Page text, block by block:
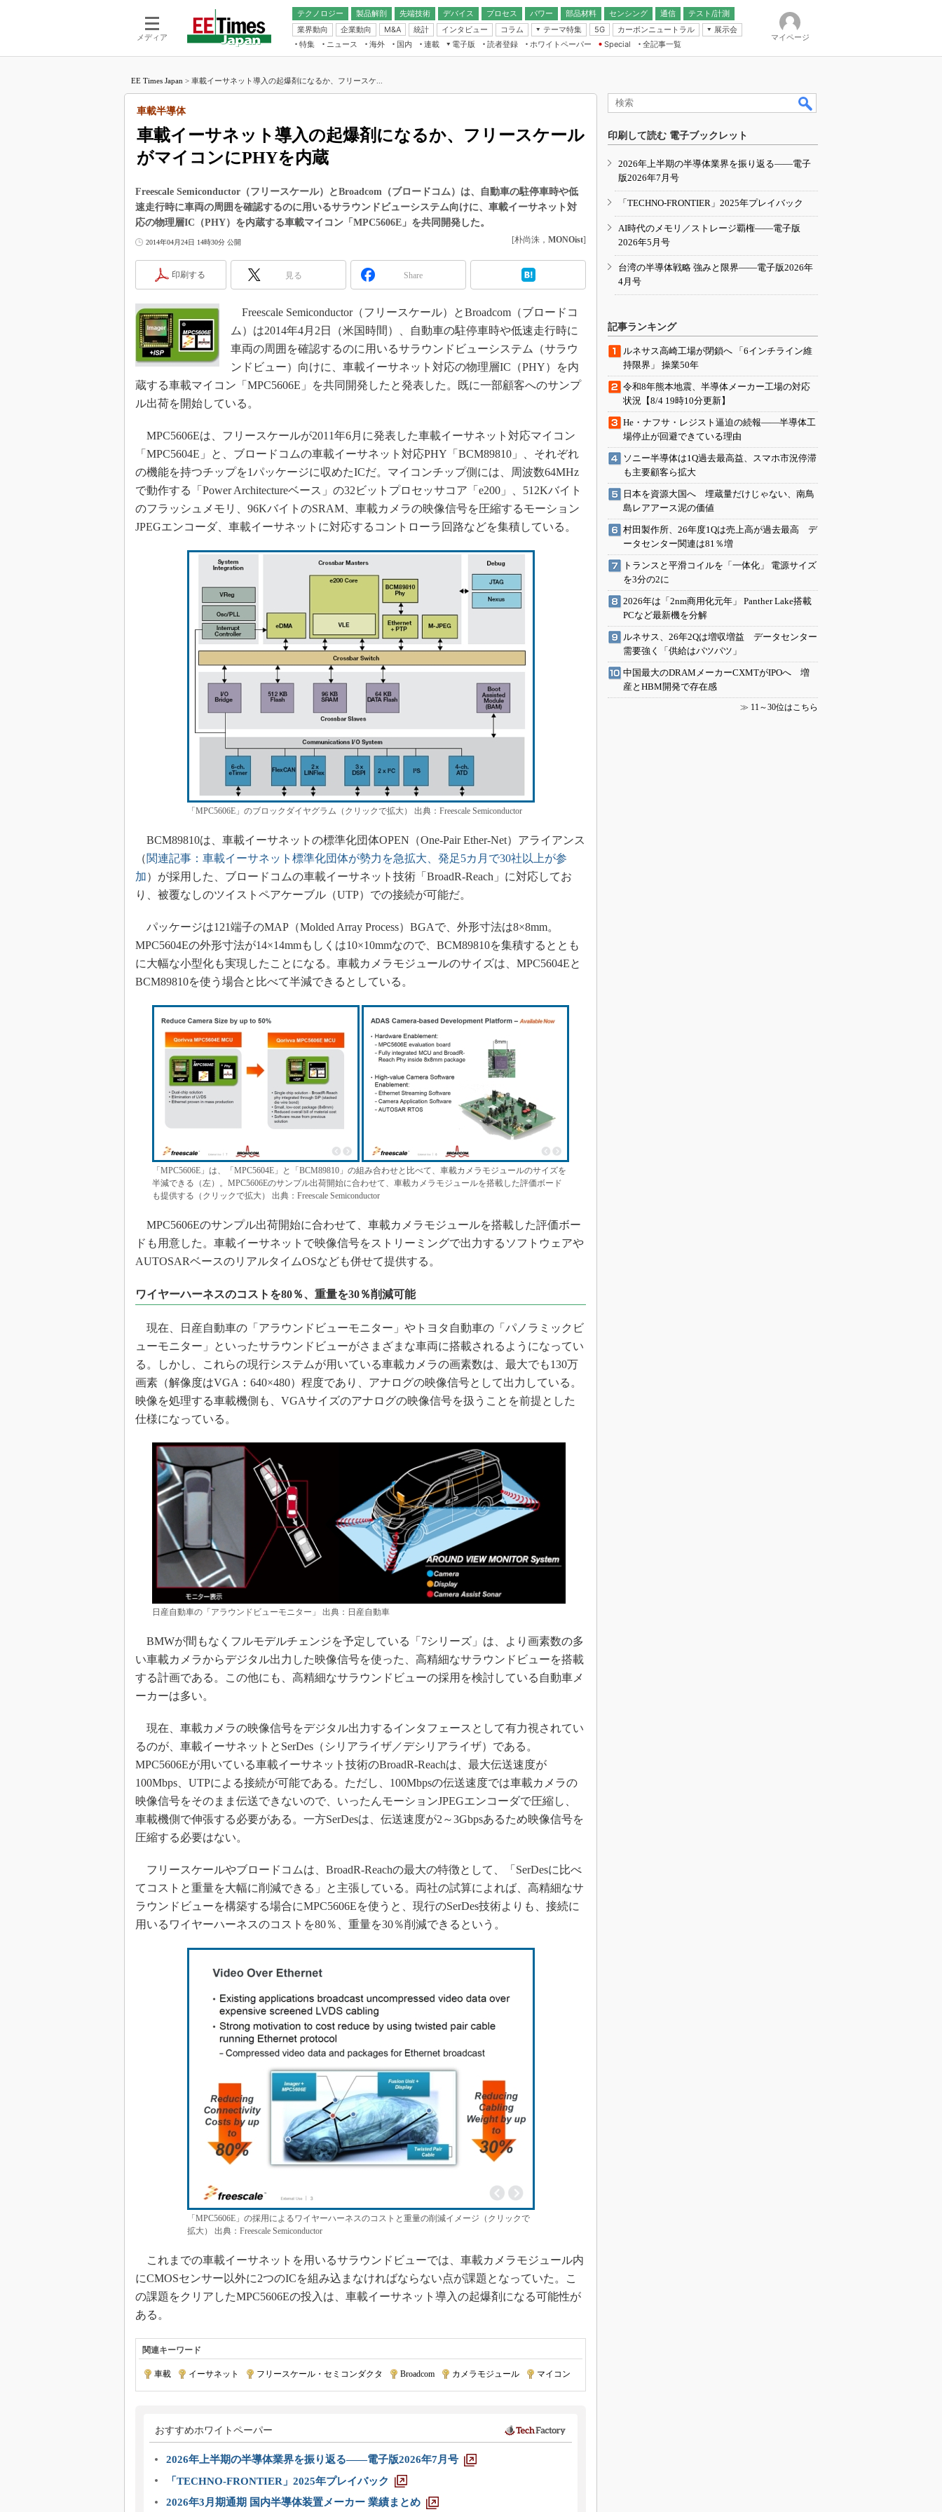
メディア
テクノロジー 製品解剖
先端技術
電池／エネルギー
デバイス
アナログ
マイコン
プロセス パワー 部品材料 センシング
通信
無線
テスト/計測
業界動向
企業動向 M&A 統計 インタビュー コラム
テーマ特集
フィジカルAI
読者調査（EE Times Research）
電源設計（EDN Japan）
エレクトロニクス入門（EDN
Japan）
5G カーボンニュートラル
展示会
IoT・エッジコンピューティング
EXPO
TECHNO-FRONTIER
人とくるま展
特集 ニュース 海外 国内
連載
福田昭のデバイス通信
大山聡の業界スコープ
大原雄介のエレ・組み込みプレイバ
ック
学漂流記
世界を「数字」で回してみよう
この10年で起こったこと、次の10年
で起こること
光伝送技術を知る
改革、執念の180日
イノベーションは日本を救うのか
「英語に愛されないエンジニア」の
ための新行動論
電子版
電子ブックレット
読者登録 ホワイトペーパー
Special
全記事一覧
マイページ
EE Times Japan > 車載イーサネット導入の起爆剤になるか、フリースケ...
車載イーサネット導入の起爆剤になるか、フリースケール
がマイコンにPHYを内蔵
車載半導体
Freescale Semiconductor（フリースケール）とBroadcom（ブロードコム）は、自動車の駐停車時や低
速走行時に車両の周囲を確認するのに用いるサラウンドビューシステム向けに、車載イーサネット対
応の物理層IC（PHY）を内蔵する車載マイコン「MPC5606E」を共同開発した。
2014年04月24日 14時30分 公開 [朴尚洙， MONOist]
印刷する 見る Share
Freescale Semiconductor（フリースケール）とBroadcom（ブロードコ
ム）は2014年4月2日（米国時間）、自動車の駐停車時や低速走行時に
車両の周囲を確認するのに用いるサラウンドビューシステム（サラウ
ンドビュー）向けに、車載イーサネット対応の物理層IC（PHY）を内
蔵する車載マイコン「MPC5606E」を共同開発したと発表した。既に一部顧客へのサンプ
ル出荷を開始している。
MPC5606Eは、フリースケールが2011年6月に発表した車載イーサネット対応マイコン
「MPC5604E」と、ブロードコムの車載イーサネット対応PHY「BCM89810」、それぞれ
の機能を持つチップを1パッケージに収めたICだ。マイコンチップ側には、周波数64MHz
で動作する「Power Architectureベース」の32ビットプロセッサコア「e200」、512Kバイト
のフラッシュメモリ、96KバイトのSRAM、車載カメラの映像信号を圧縮するモーション
JPEGエンコーダ、車載イーサネットに対応するコントローラ回路などを集積している。
「MPC5606E」のブロックダイヤグラム（クリックで拡大） 出典：Freescale Semiconductor
BCM89810は、車載イーサネットの標準化団体OPEN（One-Pair Ether-Net）アライアンス
（関連記事：車載イーサネット標準化団体が勢力を急拡大、発足5カ月で30社以上が参
加）が採用した、ブロードコムの車載イーサネット技術「BroadR-Reach」に対応してお
り、被覆なしのツイストペアケーブル（UTP）での接続が可能だ。
パッケージは121端子のMAP（Molded Array Process）BGAで、外形寸法は8×8mm。
MPC5604Eの外形寸法が14×14mmもしくは10×10mmなので、BCM89810を集積するととも
に大幅な小型化も実現したことになる。車載カメラモジュールのサイズは、MPC5604Eと
BCM89810を使う場合と比べて半減できるとしている。
「MPC5606E」は、「MPC5604E」と「BCM89810」の組み合わせと比べて、車載カメラモジュールのサイズを
半減できる（左）。MPC5606Eのサンプル出荷開始に合わせて、車載カメラモジュールを搭載した評価ボード
も提供する（クリックで拡大） 出典：Freescale Semiconductor
MPC5606Eのサンプル出荷開始に合わせて、車載カメラモジュールを搭載した評価ボー
ドも用意した。車載イーサネットで映像信号をストリーミングで出力するソフトウェアや
AUTOSARベースのリアルタイムOSなども併せて提供する。
ワイヤーハーネスのコストを80％、重量を30％削減可能
現在、日産自動車の「アラウンドビューモニター」やトヨタ自動車の「パノラミックビ
ューモニター」といったサラウンドビューがさまざまな車両に搭載されるようになってい
る。しかし、これらの現行システムが用いている車載カメラの画素数は、最大でも130万
画素（解像度はVGA：640×480）程度であり、アナログの映像信号として出力している。
映像を処理する車載機側も、VGAサイズのアナログの映像信号を扱うことを前提とした
仕様になっている。
日産自動車の「アラウンドビューモニター」 出典：日産自動車
BMWが間もなくフルモデルチェンジを予定している「7シリーズ」は、より画素数の多
い車載カメラからデジタル出力した映像信号を使った、高精細なサラウンドビューを搭載
する計画である。この他にも、高精細なサラウンドビューの採用を検討している自動車メ
ーカーは多い。
現在、車載カメラの映像信号をデジタル出力するインタフェースとして有力視されてい
るのが、車載イーサネットとSerDes（シリアライザ／デシリアライザ）である。
MPC5606Eが用いている車載イーサネット技術のBroadR-Reachは、最大伝送速度が
100Mbps、UTPによる接続が可能である。ただし、100Mbpsの伝送速度では車載カメラの
映像信号をそのまま伝送できないので、いったんモーションJPEGエンコーダで圧縮し、
車載機側で伸張する必要がある。一方SerDesは、伝送速度が2～3Gbpsあるため映像信号を
圧縮する必要はない。
フリースケールやブロードコムは、BroadR-Reachの最大の特徴として、「SerDesに比べ
てコストと重量を大幅に削減できる」と主張している。両社の試算によれば、高精細なサ
ラウンドビューを構築する場合にMPC5606Eを使うと、現行のSerDes技術よりも、接続に
用いるワイヤーハーネスのコストを80％、重量を30％削減できるという。
「MPC5606E」の採用によるワイヤーハーネスのコストと重量の削減イメージ（クリックで
拡大） 出典：Freescale Semiconductor
これまでの車載イーサネットを用いるサラウンドビューでは、車載カメラモジュール内
にCMOSセンサー以外に2つのICを組み込まなければならない点が課題となっていた。こ
の課題をクリアしたMPC5606Eの投入は、車載イーサネット導入の起爆剤になる可能性が
ある。
関連キーワード
車載 イーサネット フリースケール・セミコンダクタ Broadcom カメラモジュール マイコン
おすすめホワイトペーパー
2026年上半期の半導体業界を振り返る――電子版2026年7月号
「TECHNO-FRONTIER」2025年プレイバック
2026年3月期通期 国内半導体装置メーカー 業績まとめ
印刷して読む 電子ブックレット
2026年上半期の半導体業界を振り返る――電子
版2026年7月号
「TECHNO-FRONTIER」2025年プレイバック
AI時代のメモリ／ストレージ覇権――電子版
2026年5月号
台湾の半導体戦略 強みと限界――電子版2026年
4月号
記事ランキング
ルネサス高崎工場が閉鎖へ 「6インチライン維
持限界」 操業50年
令和8年熊本地震、半導体メーカー工場の対応
状況【8/4 19時10分更新】
He・ナフサ・レジスト逼迫の続報――半導体工
場停止が回避できている理由
ソニー半導体は1Q過去最高益、スマホ市況停滞
も主要顧客ら拡大
日本を資源大国へ 埋蔵量だけじゃない、南鳥
島レアアース泥の価値
村田製作所、26年度1Qは売上高が過去最高 デ
ータセンター関連は81％増
トランスと平滑コイルを「一体化」 電源サイズ
を3分の2に
2026年は「2nm商用化元年」 Panther Lake搭載
PCなど最新機を分解
ルネサス、26年2Qは増収増益 データセンター
需要強く「供給はパツパツ」
中国最大のDRAMメーカーCXMTがIPOへ 増
産とHBM開発で存在感
≫ 11～30位はこちら